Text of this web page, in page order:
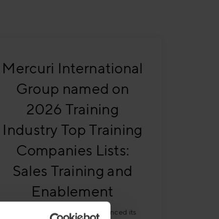
Mercuri International
Group named on
2026 Training
Industry Top Training
Companies Lists:
Sales Training and
Enablement
Training Industry today announced its